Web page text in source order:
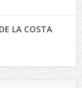
LA COSTA